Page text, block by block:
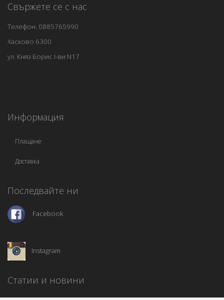
Свържете се с нас
Телефон: 0885765990
Хасково 6300
ул. Княз Борис I-ви N17
Информация
Плащане
Доставка
Последвайте ни
Facebook
Instagram
Статии и новини